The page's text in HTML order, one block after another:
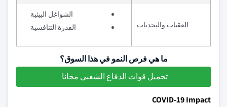
العقبات والتحديات
الشواغل البيئية
القدرة التنافسية
ما هي فرص النمو في هذا السوق؟
تحميل قوات الدفاع الشعبي مجانا
COVID-19 Impact